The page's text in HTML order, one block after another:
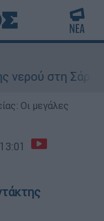
στη Σάρτη
Οι μεγάλες